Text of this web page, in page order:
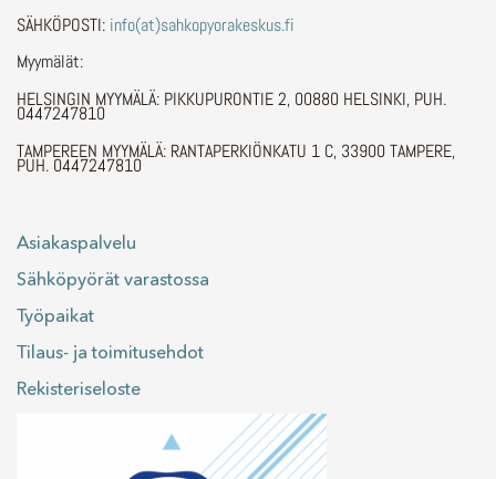
SÄHKÖPOSTI: info(at)sahkopyorakeskus.fi
Myymälät:
HELSINGIN MYYMÄLÄ: PIKKUPURONTIE 2, 00880 HELSINKI, PUH.
0447247810
TAMPEREEN MYYMÄLÄ: RANTAPERKIÖNKATU 1 C, 33900 TAMPERE,
PUH. 0447247810
Asiakaspalvelu
Sähköpyörät varastossa
Työpaikat
Tilaus- ja toimitusehdot
Rekisteriseloste